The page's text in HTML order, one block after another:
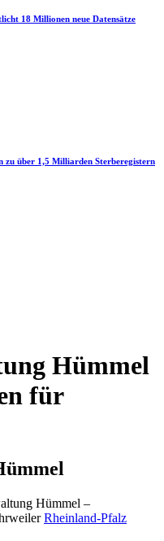
18 Millionen neue Datensätze
zu über 1,5 Milliarden Sterberegistern
Hümmel
für
Hümmel –
Rheinland-Pfalz